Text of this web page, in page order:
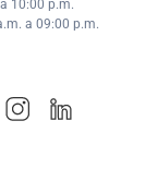
10:00 p.m.
a 09:00 p.m.